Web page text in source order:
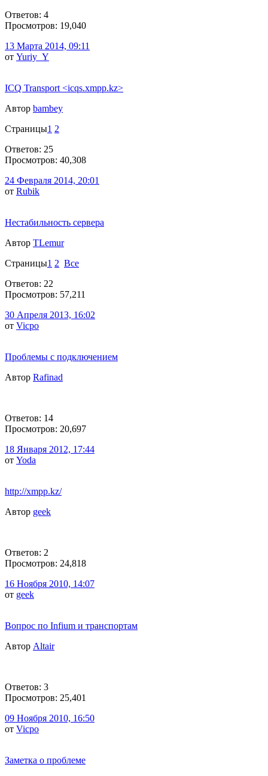
Ответов: 4
Просмотров: 19,040
13 Марта 2014, 09:11
от Yuriy_Y
ICQ Transport <icqs.xmpp.kz>
Автор bambey
Страницы1 2
Ответов: 25
Просмотров: 40,308
24 Февраля 2014, 20:01
от Rubik
Нестабильность сервера
Автор TLemur
Страницы1 2 Все
Ответов: 22
Просмотров: 57,211
30 Апреля 2013, 16:02
от Vicpo
Проблемы с подключением
Автор Rafinad
Ответов: 14
Просмотров: 20,697
18 Января 2012, 17:44
от Yoda
http://xmpp.kz/
Автор geek
Ответов: 2
Просмотров: 24,818
16 Ноября 2010, 14:07
от geek
Вопрос по Infium и транспортам
Автор Altair
Ответов: 3
Просмотров: 25,401
09 Ноября 2010, 16:50
от Vicpo
Заметка о проблеме